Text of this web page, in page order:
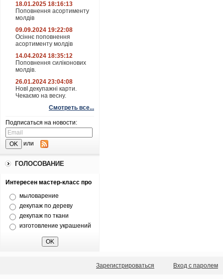
18.01.2025 18:16:13
Поповнення асортименту
молдів
09.09.2024 19:22:08
Осіннє поповнення
асортименту молдів
14.04.2024 18:35:12
Поповнення силіконових
молдів.
26.01.2024 23:04:08
НовІ декупажні карти.
Чекаємо на весну.
Смотреть все...
Подписаться на новости:
или
ГОЛОСОВАНИЕ
Интересен мастер-класс про
мыловарение
декупаж по дереву
декупаж по ткани
изготовление украшений
Зарегистрироваться Вход с паролем